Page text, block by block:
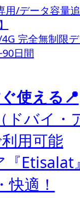
用/データ容量
完全無制限
日間
使える📍
ドバイ・
用可能
『Etisalat
適！